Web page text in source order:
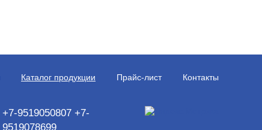
Каталог продукции Прайс-лист Контакты
+7-9519050807 +7-
9519078699